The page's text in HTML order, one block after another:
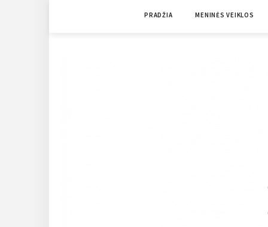
PRADŽIA MENINĖS VEIKLOS